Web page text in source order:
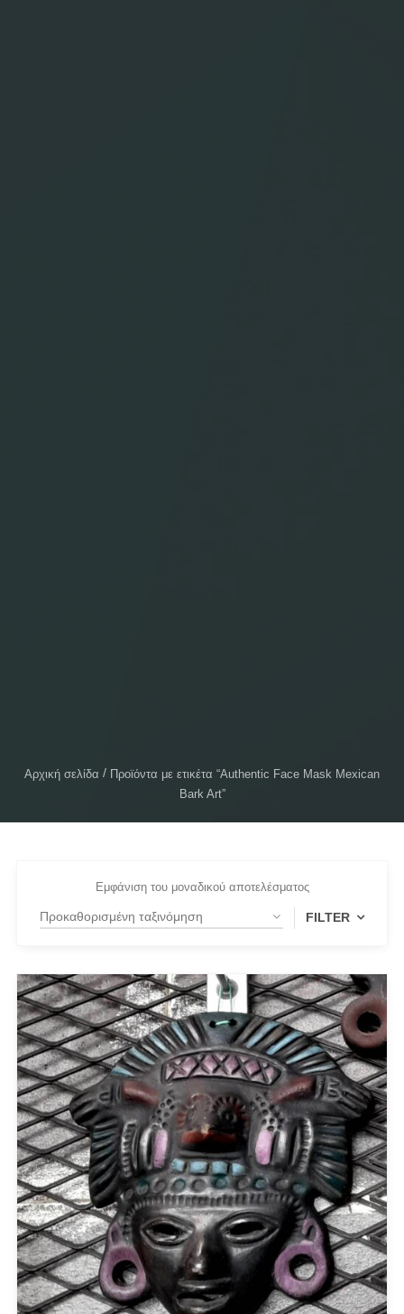
Αρχική σελίδα
Προϊόντα με ετικέτα “Authentic Face Mask Mexican
Bark Art”
Εμφάνιση του μοναδικού αποτελέσματος
FILTER
PRODUCT CATEGORIES
Actitude Twinset
ANTIDOTE KNITWEAR
ARGALIOS
Art Deco
BUFFALO
C-THROU
CABAIA
CANADIAN CLASSICS
CHIARA FERRAGNI
COLORS OF CALIFORNIA